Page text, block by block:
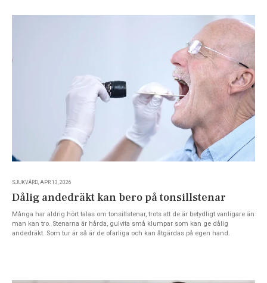
SJUKVÅRD, APR 13, 2026
Dålig andedräkt kan bero på tonsillstenar
Många har aldrig hört talas om tonsillstenar, trots att de är betydligt vanligare än
man kan tro. Stenarna är hårda, gulvita små klumpar som kan ge dålig
andedräkt. Som tur är så är de ofarliga och kan åtgärdas på egen hand.